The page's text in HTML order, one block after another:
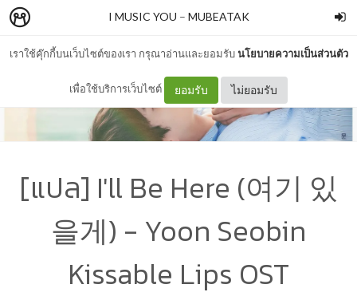
เราใช้คุ๊กกี้บนเว็บไซต์ของเรา กรุณาอ่านและยอมรับนโยบายความเป็นส่วนตัว
เพื่อใช้บริการเว็บไซต์ ยอมรับ ไม่ยอมรับ
I MUSIC YOU – MUBEATAK
[แปล] I'll Be Here (여기 있
을게) - Yoon Seobin
Kissable Lips OST